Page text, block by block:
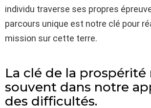
individu traverse ses propres
parcours unique est notre clé pour
mission sur cette terre.
La clé de la prospérité
souvent dans notre
des difficultés.